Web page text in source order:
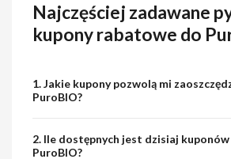
Najczęściej zadawane
kupony rabatowe do
1. Jakie kupony pozwolą mi
PuroBIO?
2. Ile dostępnych jest dzisiaj
PuroBIO?